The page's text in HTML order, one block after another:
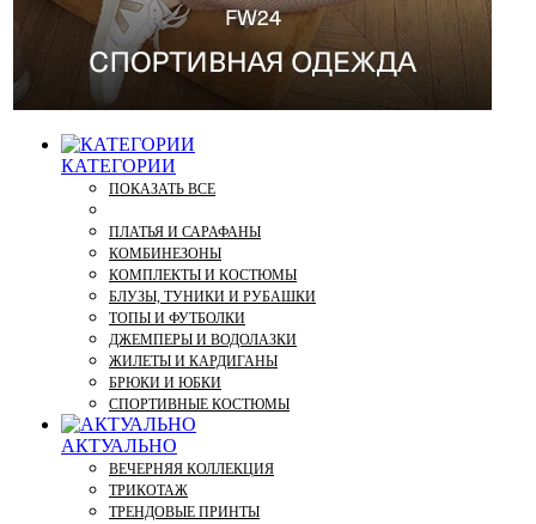
КАТЕГОРИИ
ПОКАЗАТЬ ВСЕ
ПЛАТЬЯ И САРАФАНЫ
КОМБИНЕЗОНЫ
КОМПЛЕКТЫ И КОСТЮМЫ
БЛУЗЫ, ТУНИКИ И РУБАШКИ
ТОПЫ И ФУТБОЛКИ
ДЖЕМПЕРЫ И ВОДОЛАЗКИ
ЖИЛЕТЫ И КАРДИГАНЫ
БРЮКИ И ЮБКИ
СПОРТИВНЫЕ КОСТЮМЫ
АКТУАЛЬНО
ВЕЧЕРНЯЯ КОЛЛЕКЦИЯ
ТРИКОТАЖ
ТРЕНДОВЫЕ ПРИНТЫ